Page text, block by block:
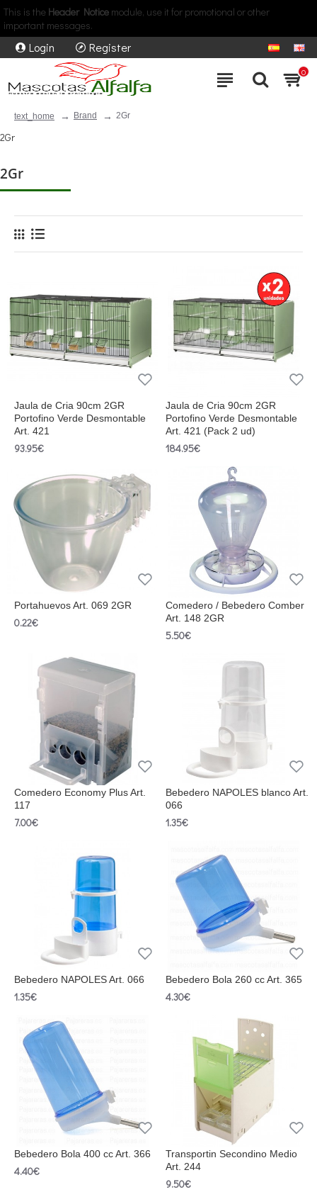
This is the Header Notice module, use it for promotional or other
important messages.
Login Register
0
text_home Brand 2Gr
2Gr
2Gr
Jaula de Cria 90cm 2GR
Portofino Verde Desmontable
Art. 421
93.95€
Jaula de Cria 90cm 2GR
Portofino Verde Desmontable
Art. 421 (Pack 2 ud)
184.95€
Portahuevos Art. 069 2GR
0.22€
Comedero / Bebedero Comber
Art. 148 2GR
5.50€
Comedero Economy Plus Art.
117
7.00€
Bebedero NAPOLES blanco Art.
066
1.35€
Bebedero NAPOLES Art. 066
1.35€
Bebedero Bola 260 cc Art. 365
4.30€
Bebedero Bola 400 cc Art. 366
4.40€
Transportin Secondino Medio
Art. 244
9.50€